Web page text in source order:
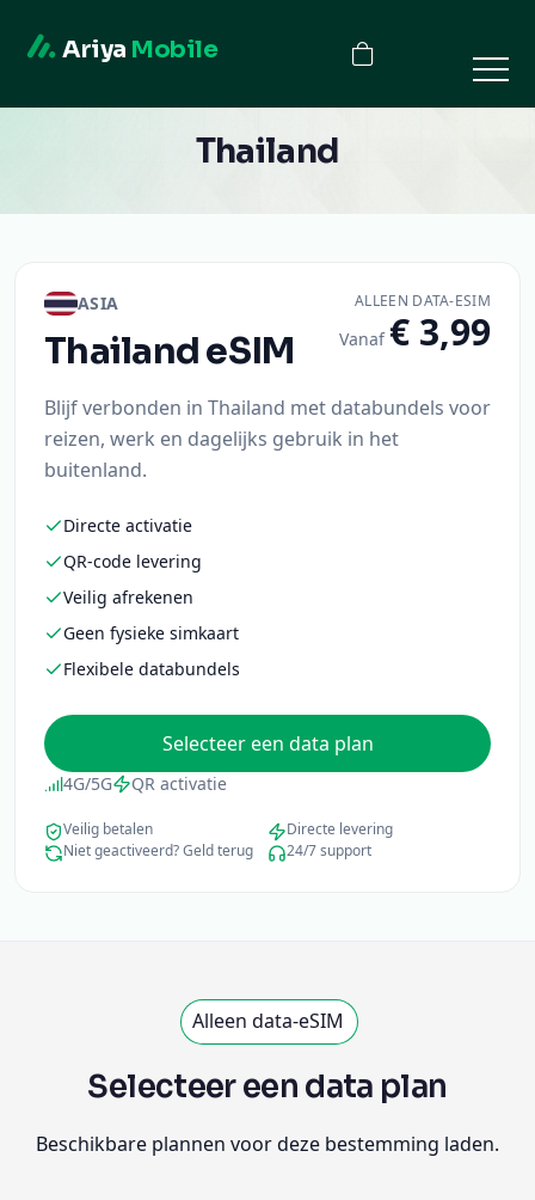
Ariya Mobile
Thailand
ASIA
ThailandeSIM
ALLEEN DATA-ESIM
Vanaf € 3,99
Blijf verbonden in Thailand met databundels voor
reizen, werk en dagelijks gebruik in het
buitenland.
Directe activatie
QR-code levering
Veilig afrekenen
Geen fysieke simkaart
Flexibele databundels
Selecteer een data plan
4G/5G QR activatie
Veilig betalen
Directe levering
Niet geactiveerd? Geld terug
24/7 support
Alleen data-eSIM
Selecteer een data plan
Beschikbare plannen voor deze bestemming laden.